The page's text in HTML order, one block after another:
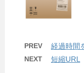
PREV 経過時間
NEXT 短縮URL